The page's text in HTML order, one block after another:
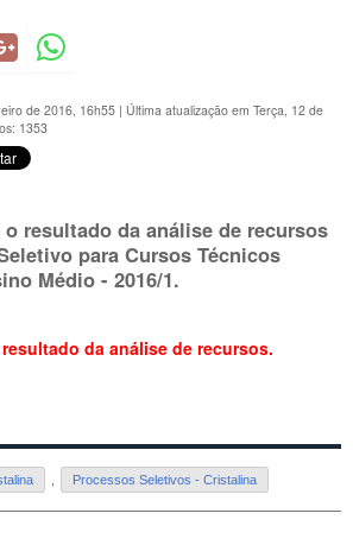
de 2016, 16h55 | Última atualização em Terça, 12 de
1353
resultado da análise de recursos
para Cursos Técnicos
Médio - 2016/1.
da análise de recursos.
Processos Seletivos - Cristalina